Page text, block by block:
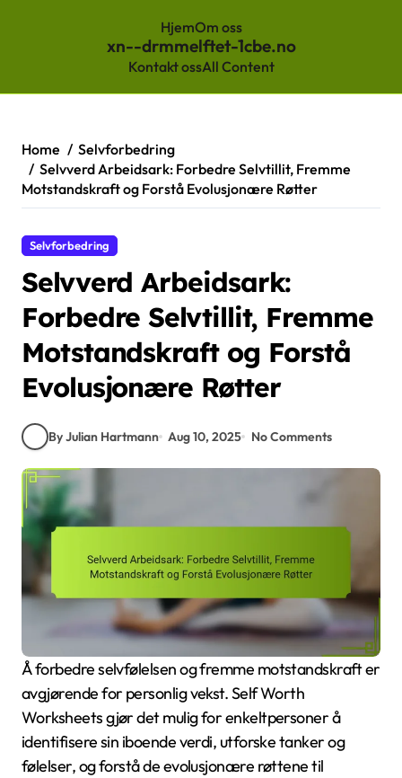
HjemOm oss
xn--drmmelftet-1cbe.no
Kontakt ossAll Content
content
Home
Selvforbedring
Selvverd Arbeidsark: Forbedre Selvtillit, Fremme
Motstandskraft og Forstå Evolusjonære Røtter
Selvforbedring
Selvverd Arbeidsark:
Forbedre Selvtillit, Fremme
Motstandskraft og Forstå
Evolusjonære Røtter
By Julian Hartmann Aug 10, 2025 No Comments
Å forbedre selvfølelsen og fremme motstandskraft er
avgjørende for personlig vekst. Self Worth
Worksheets gjør det mulig for enkeltpersoner å
identifisere sin iboende verdi, utforske tanker og
følelser, og forstå de evolusjonære røttene til